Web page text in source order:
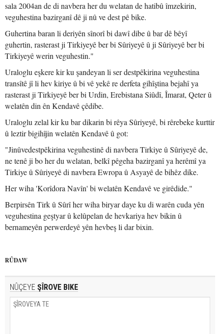
sala 2004an de di navbera her du welatan de hatibû îmzekirin,
veguhestina bazirganî dê ji nû ve dest pê bike.
Guhertina baran li deriyên sînorî bi dawî dibe û bar dê bêyî
guhertin, rasterast ji Tirkiyeyê ber bi Sûriyeyê û ji Sûriyeyê ber bi
Tirkiyeyê werin veguhestin."
Uraloglu eşkere kir ku şandeyan li ser destpêkirina veguhestina
transîtê jî li hev kiriye û bi vê yekê re derfeta gihîştina bejahî ya
rasterast ji Tirkiyeyê ber bi Urdin, Erebistana Siûdî, Îmarat, Qeter û
welatên din ên Kendavê çêdibe.
Uraloglu zelal kir ku bar dikarin bi rêya Sûriyeyê, bi rêrebeke kurttir
û leztir bigihîjin welatên Kendavê û got:
"Jinûvedestpêkirina veguhestinê di navbera Tirkiye û Sûriyeyê de,
ne tenê ji bo her du welatan, belkî pêgeha bazirganî ya herêmî ya
Tirkiye û Sûriyeyê di navbera Ewropa û Asyayê de bihêz dike.
Her wiha 'Korîdora Navîn' bi welatên Kendavê ve girêdide."
Berpirsên Tirk û Sûrî her wiha biryar daye ku di warên cuda yên
veguhestina geştyar û kelûpelan de hevkariya hev bikin û
bernameyên perwerdeyê yên hevbeş li dar bixin.
RÛDAW
NÛÇEYE ŞÎROVE BIKE